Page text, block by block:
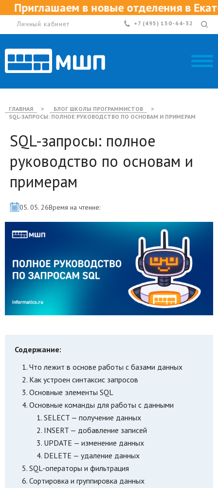
в новые отделения в Екатеринбурге,
Личный кабинет +7 (495) 150-64-32
ГЛАВНАЯ > БЛОГ ШКОЛЫ ПРОГРАММИСТОВ
>
SQL-ЗАПРОСЫ: ПОЛНОЕ РУКОВОДСТВО ПО ОСНОВАМ И ПРИМЕРАМ
SQL-запросы: полное
руководство по основам и
примерам
05. 05. 26Время на чтение:
Содержание:
Что лежит в основе работы с базами данных
Как устроен синтаксис запросов
Основные элементы SQL
Основные команды для работы с данными
SELECT — получение данных
INSERT — добавление записей
UPDATE — изменение данных
DELETE — удаление данных
SQL-операторы и фильтрация
Сортировка и группировка данных